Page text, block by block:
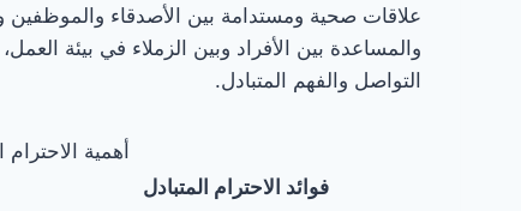
علاقات صحية ومستدامة بين الأصدقاء والموظفين
والمساعدة بين الأفراد وبين الزملاء في بيئة
التواصل والفهم المتبادل.
أهمية
فوائد الاحترام المتبادل